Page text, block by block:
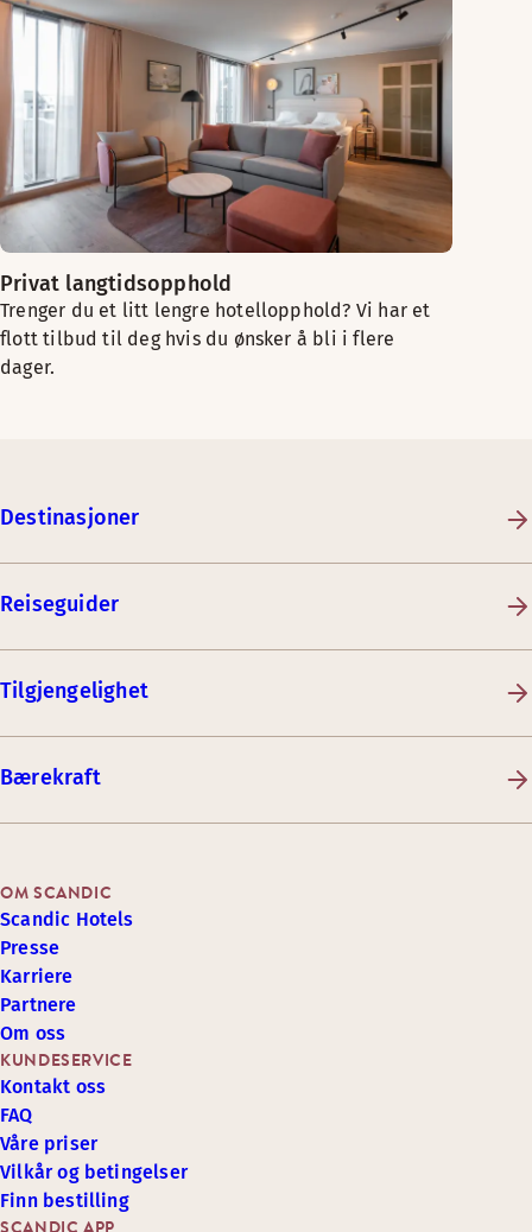
Privat langtidsopphold
Trenger du et litt lengre hotellopphold? Vi har et
flott tilbud til deg hvis du ønsker å bli i flere
dager.
Destinasjoner
Reiseguider
Tilgjengelighet
Bærekraft
SCANDIC APP
KUNDESERVICE
Kontakt oss
FAQ
Våre priser
Vilkår og betingelser
Finn bestilling
OM SCANDIC
Scandic Hotels
Presse
Karriere
Partnere
Om oss